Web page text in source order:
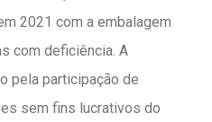
2021 com a embalagem
com deficiência. A
pela participação de
sem fins lucrativos do